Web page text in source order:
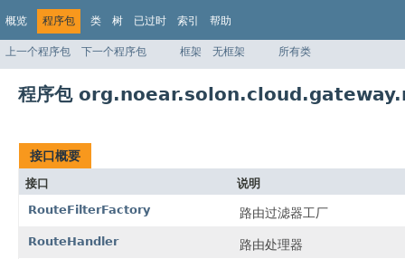
概览 程序包 类 树 已过时 索引 帮助
上一个程序包 下一个程序包 框架 无框架 所有类
程序包
接口概要
接口
说明
RouteFilterFactory
路由过滤器工厂
RouteHandler 路由处理器